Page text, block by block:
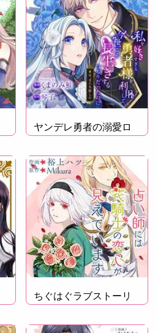
ヤンデレ勇者の溺愛ロ
マンス
ちぐはぐラブストーリ
ー！